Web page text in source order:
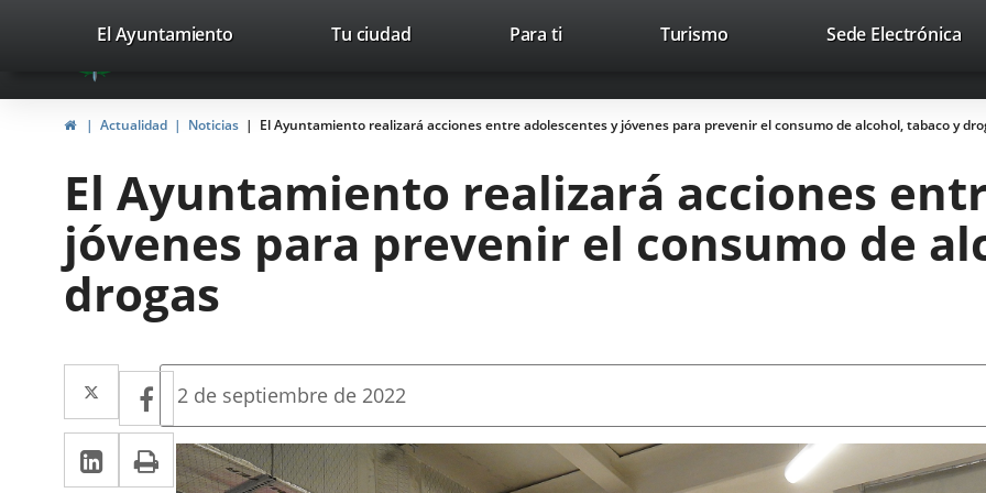
Portal
Web
del
Valladolid
avaTop Trabaja con nosotros Contacto
valladolid.es
El Ayuntamiento Tu ciudad Para ti TurismoEste
abrirá
en
ventana
nueva.
Sede Electrónica
InicioActualidad Noticias El Ayuntamiento realizará acciones entre adolescentes y jóvenes para prevenir el consumo de alcohol, tabaco y
El Ayuntamiento realizará acciones
jóvenes para prevenir el consumo de
drogas
Twitter
Enlace
a
una
Facebook
Enlace
a
una
LinkedIn
EnlaceImprimir
Fecha
la
noticia
2 de septiembre de 2022